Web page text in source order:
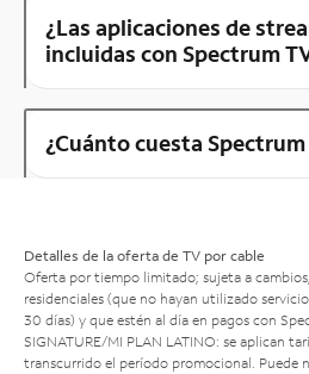
¿Las aplicaciones de
incluidas con Spectrum
¿Cuánto cuesta
Detalles de la oferta de TV por cable
Oferta por tiempo limitado; sujeta a
residenciales (que no hayan utilizado
30 días) y que estén al día en pagos con
SIGNATURE/MI PLAN LATINO: se aplican
transcurrido el período promocional. Puede